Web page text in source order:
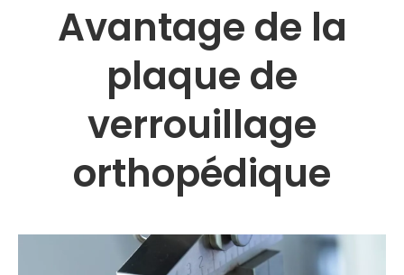
Avantage de la
plaque de
verrouillage
orthopédique